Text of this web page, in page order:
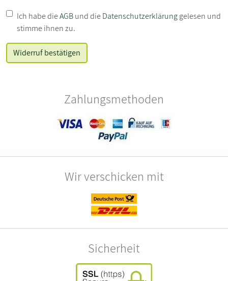
Ich habe dieAGBund dieDatenschutzerklärunggelesen und
stimme ihnen zu.
Zahlungsmethoden
Wir verschicken mit
Sicherheit